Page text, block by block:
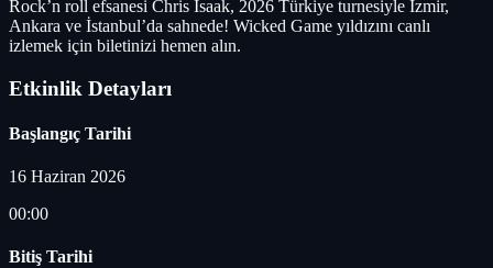
Rock’n roll efsanesi Chris Isaak, 2026 Türkiye turnesiyle İzmir,
Ankara ve İstanbul’da sahnede! Wicked Game yıldızını canlı
izlemek için biletinizi hemen alın.
Etkinlik Detayları
Başlangıç Tarihi
16 Haziran 2026
00:00
Bitiş Tarihi